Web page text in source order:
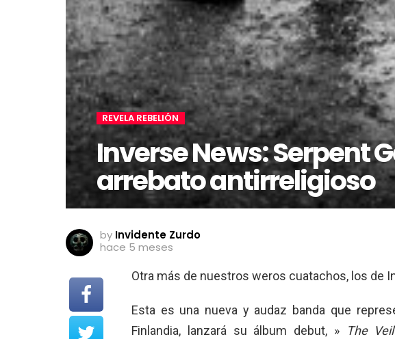
REVELA REBELIÓN
Inverse News: Serpent
arrebato antirreligioso
by Invidente Zurdo
hace 5 meses
Otra más de nuestros weros cuatachos, los de
Esta es una nueva y audaz banda que
Finlandia, lanzará su álbum debut, »
The